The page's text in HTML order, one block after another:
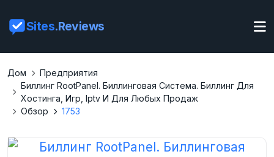
Sites.Reviews
Дом
Предприятия
Биллинг RootPanel. Биллинговая Система. Биллинг Для
Хостинга, Игр, Iptv И Для Любых Продаж
Обзор
1753